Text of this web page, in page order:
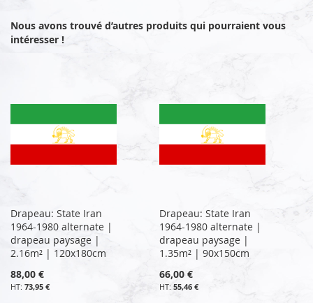
Nous avons trouvé d’autres produits qui pourraient vous
intéresser !
Drapeau: State Iran
1964-1980 alternate |
drapeau paysage |
2.16m² | 120x180cm
88,00 €
73,95 €
Drapeau: State Iran
1964-1980 alternate |
drapeau paysage |
1.35m² | 90x150cm
66,00 €
55,46 €